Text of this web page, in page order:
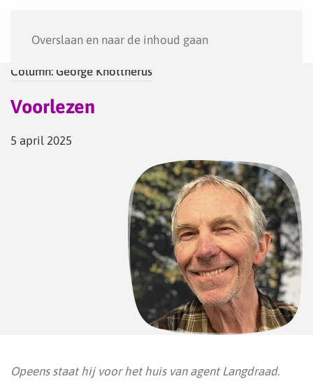
Overslaan en naar de inhoud gaan
Column: George Knottnerus
Voorlezen
5 april 2025
Opeens staat hij voor het huis van agent Langdraad.